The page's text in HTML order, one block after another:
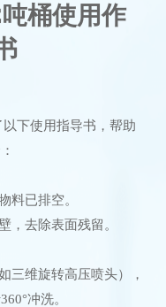
桶使用作
下使用指导书，帮助
料已排空。
，去除表面残留。
三维旋转高压喷头），
冲洗。